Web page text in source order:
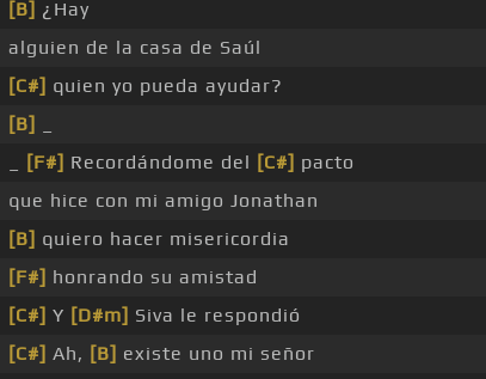
[B] ¿Hay
alguien de la casa de Saúl
[C#] quien yo pueda ayudar?
[B]
[F#] Recordándome del [C#] pacto
que hice con mi amigo Jonathan
[B] quiero hacer misericordia
[F#] honrando su amistad
[C#] Y [D#m] Siva le respondió
[C#] Ah, [B] existe uno mi señor